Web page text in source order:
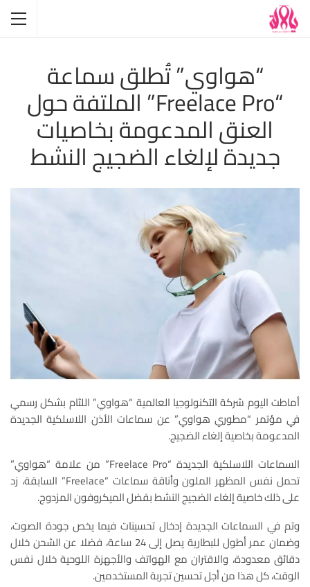
“هواوي” تُطلق سماعة
“Freelace Pro” الملتفة حول
العنق المدعومة بخاصيات
جديدة لإلغاء الضجيج النشط
أماطت اليوم شركة التكنولوجيا العالمية “هواوي” اللثام بشكل رسمي
في مؤتمر “مطوري هواوي” عن سماعات الأذن اللاسلكية الجديدة
المدعومة بخاصية إلغاء الضجيج.
السماعات اللاسلكية الجديدة “Freelace Pro” من علامة “هواوي”
تحمل نفس المظهر الملون وأناقة سماعات “Freelace” السابقة، زد
على ذلك خاصية إلغاء الضجيج النشط بفضل الميكروفون المزدوج.
وتم في السماعات الجديدة إدخال تحسينات فيما يخص جودة الصوت،
وضمان عمر أطول للبطارية يصل إلى 24 ساعة، فضلا عن الشحن خلال
دقائق معدودة، والاقتران مع الهواتف والأجهزة اللوحية خلال نفس
الوقت، كل هذا من أجل تحسين تجربة المستخدمين.